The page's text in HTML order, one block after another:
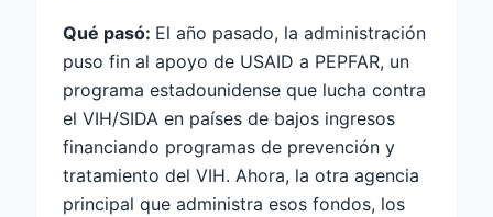
Qué pasó: El año pasado, la administración
puso fin al apoyo de USAID a PEPFAR, un
programa estadounidense que lucha contra
el VIH/SIDA en países de bajos ingresos
financiando programas de prevención y
tratamiento del VIH. Ahora, la otra agencia
principal que administra esos fondos, los